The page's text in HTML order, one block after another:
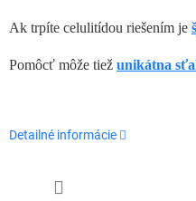
Ak trpíte celulitídou riešením je
Pomôcť môže tiež unikátna
Detailné informácie